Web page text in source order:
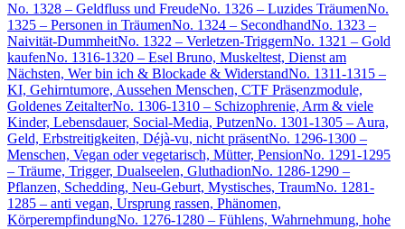
No. 1328 – Geldfluss und FreudeNo. 1326 – Luzides TräumenNo.
1325 – Personen in TräumenNo. 1324 – SecondhandNo. 1323 –
Naivität-DummheitNo. 1322 – Verletzen-TriggernNo. 1321 – Gold
kaufenNo. 1316-1320 – Esel Bruno, Muskeltest, Dienst am
Nächsten, Wer bin ich & Blockade & WiderstandNo. 1311-1315 –
KI, Gehirntumore, Aussehen Menschen, CTF Präsenzmodule,
Goldenes ZeitalterNo. 1306-1310 – Schizophrenie, Arm & viele
Kinder, Lebensdauer, Social-Media, PutzenNo. 1301-1305 – Aura,
Geld, Erbstreitigkeiten, Déjà-vu, nicht präsentNo. 1296-1300 –
Menschen, Vegan oder vegetarisch, Mütter, PensionNo. 1291-1295
– Träume, Trigger, Dualseelen, GluthadionNo. 1286-1290 –
Pflanzen, Schedding, Neu-Geburt, Mystisches, TraumNo. 1281-
1285 – anti vegan, Ursprung rassen, Phänomen,
KörperempfindungNo. 1276-1280 – Fühlens, Wahrnehmung, hohe